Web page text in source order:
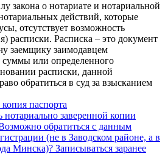
закона о нотариате и нотариальной
действий, которые
отсутствует возможность
расписки. Расписка – это документ
заемщику заимодавцем
или определенного
расписки, данной
обратиться в суд за взысканием
паспорта
заверенной копии
обратиться с данным
(не в Заводском районе, а в
Минска)? Записываться заранее